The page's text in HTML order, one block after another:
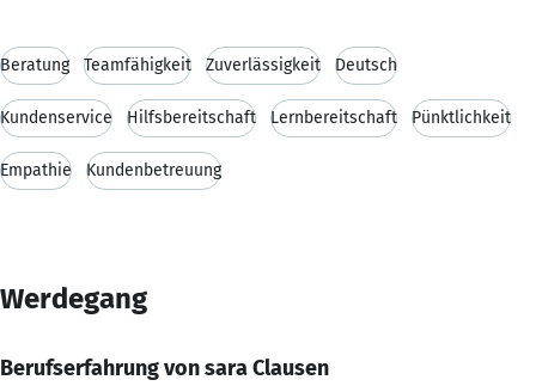
Beratung Teamfähigkeit Zuverlässigkeit Deutsch
Kundenservice Hilfsbereitschaft Lernbereitschaft Pünktlichkeit
Empathie Kundenbetreuung
Werdegang
Berufserfahrung von sara Clausen